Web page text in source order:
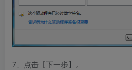
7、点击【下一步】。